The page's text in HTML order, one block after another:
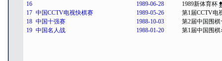
16
1989-06-28
1989新体育杯
17 中国CCTV电视快棋赛 1989-05-26
第1届CCTV电
18 中国十强赛 1988-10-03
第2届中国围棋
19 中国名人战 1988-01-20 第1届中国围棋